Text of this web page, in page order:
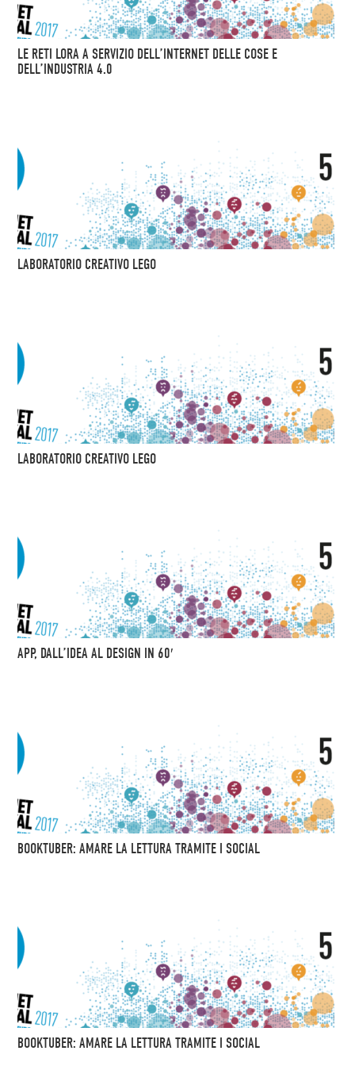
LE RETI LORA A SERVIZIO DELL’INTERNET DELLE COSE E
DELL’INDUSTRIA 4.0
LABORATORIO CREATIVO LEGO
LABORATORIO CREATIVO LEGO
APP, DALL’IDEA AL DESIGN IN 60′
BOOKTUBER: AMARE LA LETTURA TRAMITE I SOCIAL
BOOKTUBER: AMARE LA LETTURA TRAMITE I SOCIAL